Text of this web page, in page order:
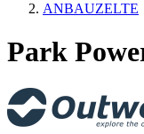
ANBAUZELTE
Park